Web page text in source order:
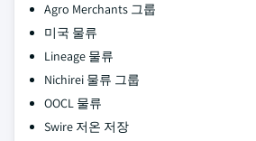
Agro Merchants 그룹
미국 물류
Lineage 물류
Nichirei 물류 그룹
OOCL 물류
Swire 저온 저장